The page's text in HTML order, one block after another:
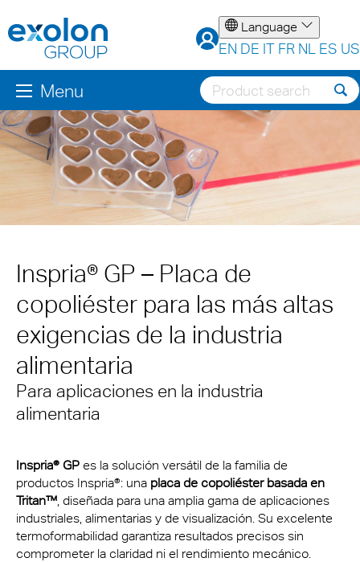
Language
EN DE IT FR NL ES US
Menu
Inspria® GP – Placa de
copoliéster para las más altas
exigencias de la industria
alimentaria
Para aplicaciones en la industria
alimentaria
Inspria® GP es la solución versátil de la familia de
productos Inspria®: una placa de copoliéster basada en
Tritan™, diseñada para una amplia gama de aplicaciones
industriales, alimentarias y de visualización. Su excelente
termoformabilidad garantiza resultados precisos sin
comprometer la claridad ni el rendimiento mecánico.